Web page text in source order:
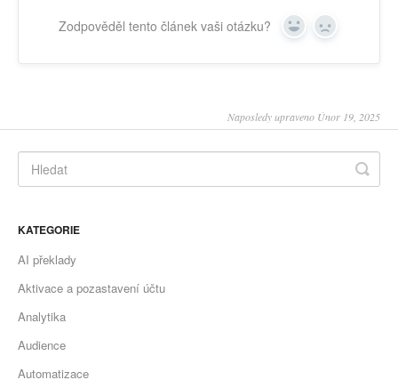
Zodpověděl tento článek vaši otázku? Yes No
Naposledy upraveno Únor 19, 2025
KATEGORIE
AI překlady
Aktivace a pozastavení účtu
Analytika
Audience
Automatizace